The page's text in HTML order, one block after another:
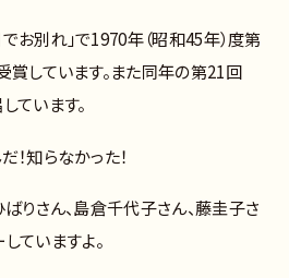
お別れ」で1970年（昭和45年）度第
しています。また同年の第21回
ています。
！知らなかった！
ばりさん、島倉千代子さん、藤圭子さ
ていますよ。